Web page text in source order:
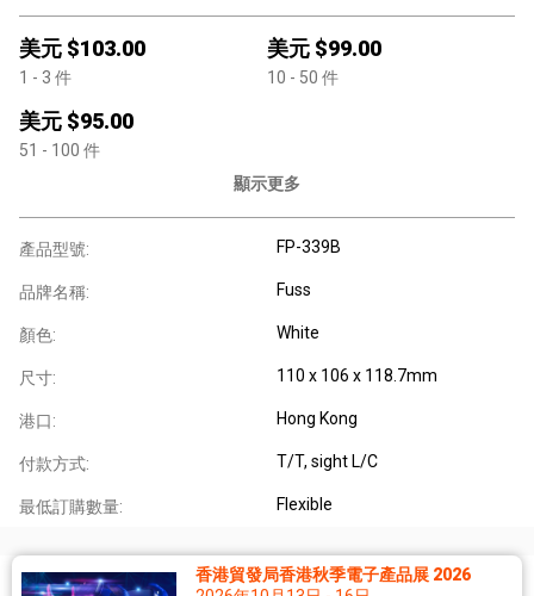
美元 $103.00
1 - 3 件
美元 $99.00
10 - 50 件
美元 $95.00
51 - 100 件
顯示更多
產品型號: FP-339B
品牌名稱: Fuss
顏色: White
尺寸: 110 x 106 x 118.7mm
港口: Hong Kong
付款方式: T/T, sight L/C
最低訂購數量: Flexible
香港貿發局香港秋季電子產品展 2026